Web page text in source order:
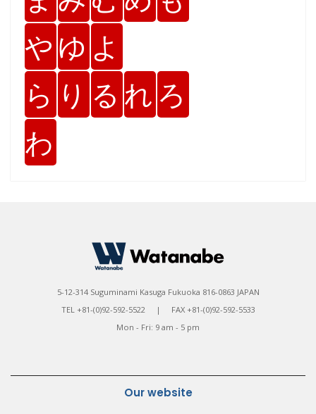
や ゆ よ
ら り る れ ろ
わ
5-12-314 Suguminami Kasuga Fukuoka 816-0863 JAPAN
TEL +81-(0)92-592-5522 | FAX +81-(0)92-592-5533
Mon - Fri: 9 am - 5 pm
Our website